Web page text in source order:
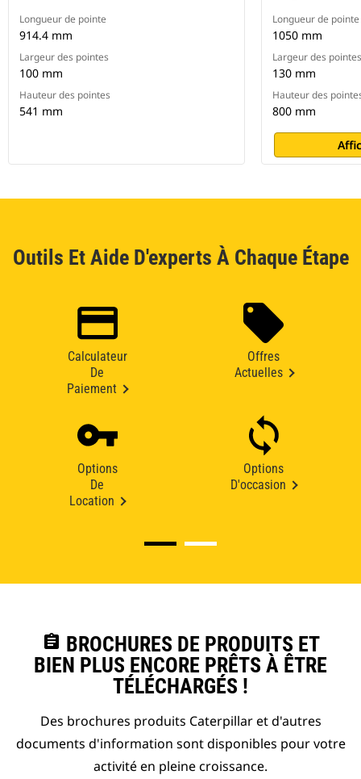
Longueur de pointe
914.4 mm
Largeur des pointes
100 mm
Hauteur des pointes
541 mm
Longueur de pointe
1050 mm
Largeur des pointes
130 mm
Hauteur des
800 mm
Outils Et Aide D'experts À Chaque Étape
Calculateur
De
Paiement
Offres
Actuelles
Options
De
Location
Options
D'occasion
assignment BROCHURES DE PRODUITS ET
BIEN PLUS ENCORE PRÊTS À ÊTRE
TÉLÉCHARGÉS !
Des brochures produits Caterpillar et d'autres
documents d'information sont disponibles pour votre
activité en pleine croissance.